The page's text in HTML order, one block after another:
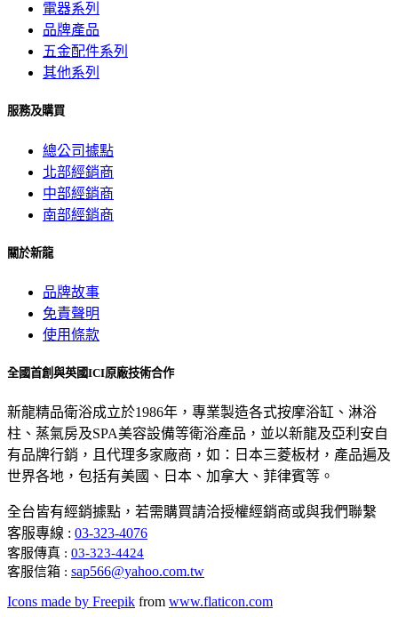
電器系列
品牌產品
五金配件系列
其他系列
服務及購買
總公司據點
北部經銷商
中部經銷商
南部經銷商
關於新龍
品牌故事
免責聲明
使用條款
全國首創與英國ICI原廠技術合作
新龍精品衛浴成立於1986年，專業製造各式按摩浴缸、淋浴
柱、蒸氣房及SPA美容設備等衛浴產品，並以新龍及亞利安自
有品牌行銷，且代理多家廠商，如：日本三菱板材，產品遍及
世界各地，包括有美國、日本、加拿大、菲律賓等。
全台皆有經銷據點，若需購買請洽授權經銷商或與我們聯繫
客服專線 : 03-323-4076
客服傳真 : 03-323-4424
客服信箱 : sap566@yahoo.com.tw
Icons made by Freepik from www.flaticon.com